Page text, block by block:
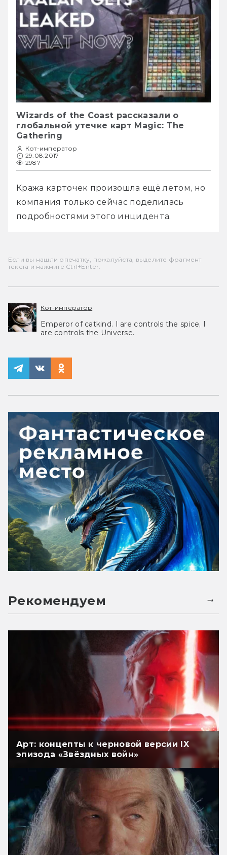
Wizards of the Coast рассказали о
глобальной утечке карт Magic: The
Gathering
Кот-император
29.08.2017
2987
Кража карточек произошла ещё летом, но
компания только сейчас поделилась
подробностями этого инцидента.
Если вы нашли опечатку, пожалуйста, выделите фрагмент
текста и нажмите Ctrl+Enter.
Кот-император
Emperor of catkind. I are controls the spice, I
are controls the Universe.
Рекомендуем
Арт: концепты к черновой версии IX
эпизода «Звёздных войн»